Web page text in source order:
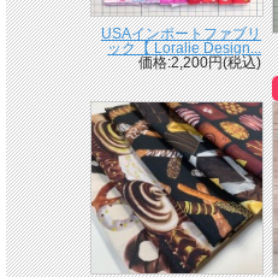
USAインポートファブリ
ック【 Loralie Design...
価格:2,200円(税込)